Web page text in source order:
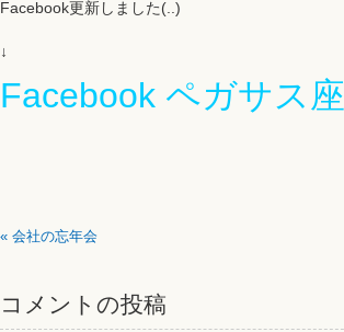
Facebook更新しました(..)
↓
Facebook ペガサス座
« 会社の忘年会
コメントの投稿